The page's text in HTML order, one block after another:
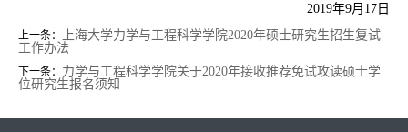
2019年9月17日
上一条：
上海大学力学与工程科学学院2020年硕士研究生招生复试
工作办法
下一条： 力学与工程科学学院关于2020年接收推荐免试攻读硕士学
位研究生报名须知